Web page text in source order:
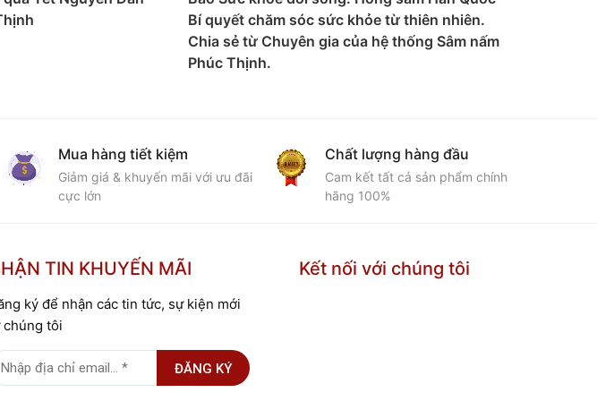
Bí quyết chăm sóc sức khỏe từ thiên nhiên.
Chia sẻ từ Chuyên gia của hệ thống Sâm nấm
Phúc Thịnh.
Mua hàng tiết kiệm
Giảm giá & khuyến mãi với ưu đãi
cực lớn
Chất lượng hàng đầu
Cam kết tất cả sản phẩm chính
hãng 100%
TIN KHUYẾN MÃI
ký để nhận các tin tức, sự kiện mới
chúng tôi
ĐĂNG KÝ
Kết nối với chúng tôi